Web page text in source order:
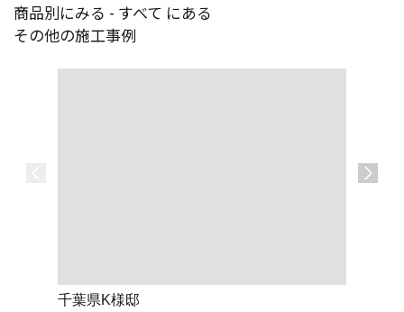
商品別にみる - すべて にある
その他の施工事例
千葉県K様邸